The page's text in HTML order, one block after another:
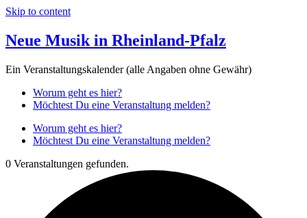
Skip to content
Neue Musik in Rheinland-Pfalz
Ein Veranstaltungskalender (alle Angaben ohne Gewähr)
Worum geht es hier?
Möchtest Du eine Veranstaltung melden?
Worum geht es hier?
Möchtest Du eine Veranstaltung melden?
0 Veranstaltungen gefunden.